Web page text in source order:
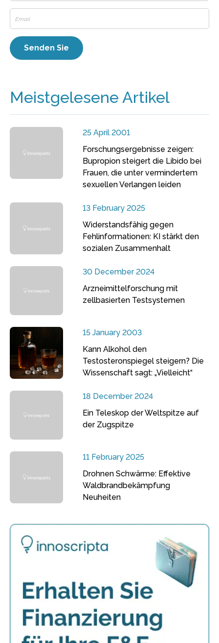
Meistgelesene Artikel
25 April 2001
Forschungsergebnisse zeigen:
Bupropion steigert die Libido bei
Frauen, die unter vermindertem
sexuellen Verlangen leiden
13 February 2025
Widerstandsfähig gegen
Fehlinformationen: KI stärkt den
sozialen Zusammenhalt
30 December 2024
Arzneimittelforschung mit
zellbasierten Testsystemen
15 January 2003
Kann Alkohol den
Testosteronspiegel steigern? Die
Wissenschaft sagt: „Vielleicht“
18 December 2024
Ein Teleskop der Weltspitze auf
der Zugspitze
11 February 2025
Drohnen Schwärme: Effektive
Waldbrandbekämpfung
Neuheiten